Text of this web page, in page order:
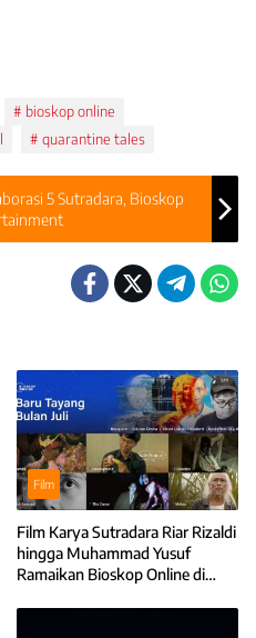
bioskop online
quarantine tales
5 Sutradara, Bioskop
Film
Film Karya Sutradara Riar Rizaldi
hingga Muhammad Yusuf
Ramaikan Bioskop Online di